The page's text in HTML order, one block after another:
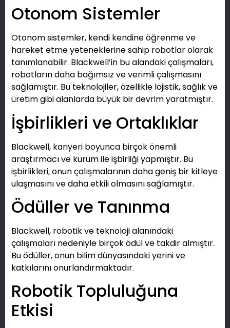
Otonom Sistemler
Otonom sistemler, kendi kendine öğrenme ve
hareket etme yeteneklerine sahip robotlar olarak
tanımlanabilir. Blackwell’in bu alandaki çalışmaları,
robotların daha bağımsız ve verimli çalışmasını
sağlamıştır. Bu teknolojiler, özellikle lojistik, sağlık ve
üretim gibi alanlarda büyük bir devrim yaratmıştır.
İşbirlikleri ve Ortaklıklar
Blackwell, kariyeri boyunca birçok önemli
araştırmacı ve kurum ile işbirliği yapmıştır. Bu
işbirlikleri, onun çalışmalarının daha geniş bir kitleye
ulaşmasını ve daha etkili olmasını sağlamıştır.
Ödüller ve Tanınma
Blackwell, robotik ve teknoloji alanındaki
çalışmaları nedeniyle birçok ödül ve takdir almıştır.
Bu ödüller, onun bilim dünyasındaki yerini ve
katkılarını onurlandırmaktadır.
Robotik Topluluğuna
Etkisi